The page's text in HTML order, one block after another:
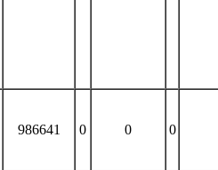
986641 0 0 0